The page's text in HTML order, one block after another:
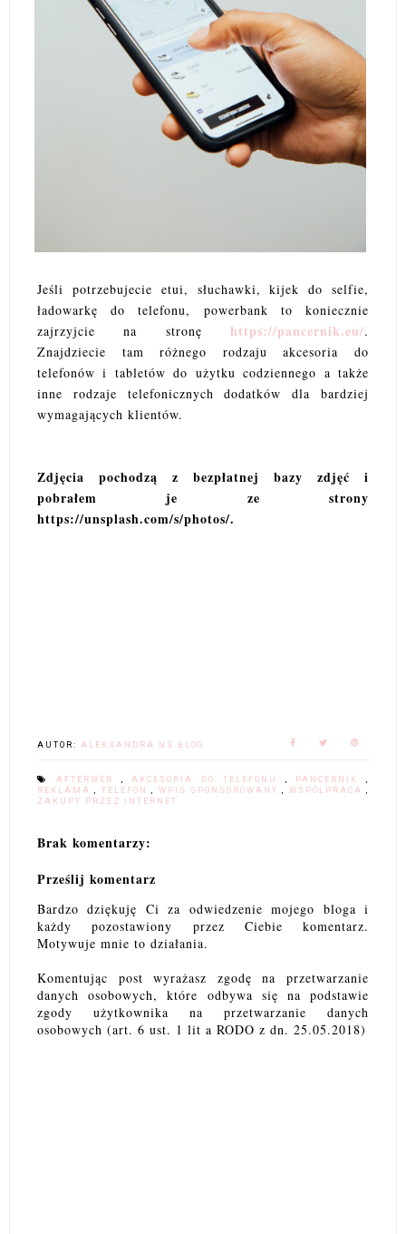
Jeśli potrzebujecie etui, słuchawki, kijek do selfie,
ładowarkę do telefonu, powerbank to koniecznie
zajrzyjcie na stronę https://pancernik.eu/.
Znajdziecie tam różnego rodzaju akcesoria do
telefonów i tabletów do użytku codziennego a także
inne rodzaje telefonicznych dodatków dla bardziej
wymagających klientów.
Zdjęcia pochodzą z bezpłatnej bazy zdjęć i
pobrałem je ze strony
https://unsplash.com/s/photos/.
AUTOR: ALEKSANDRA NS BLOG
AFTERWEB , AKCESORIA DO TELEFONU , PANCERNIK ,
REKLAMA, TELEFON, WPIS SPONSOROWANY, WSPÓŁPRACA ,
ZAKUPY PRZEZ INTERNET
Brak komentarzy:
Prześlij komentarz
Bardzo dziękuję Ci za odwiedzenie mojego bloga i
każdy pozostawiony przez Ciebie komentarz.
Motywuje mnie to działania.
Komentując post wyrażasz zgodę na przetwarzanie
danych osobowych, które odbywa się na podstawie
zgody użytkownika na przetwarzanie danych
osobowych (art. 6 ust. 1 lit a RODO z dn. 25.05.2018)